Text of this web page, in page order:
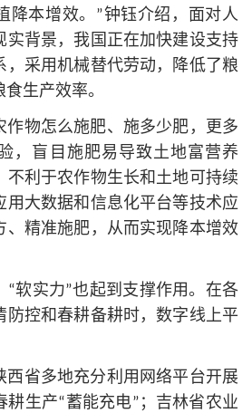
降本增效。”钟钰介绍，面对人
实背景，我国正在加快建设支持
，采用机械替代劳动，降低了粮
生产效率。
作物怎么施肥、施多少肥，更多
，盲目施肥易导致土地富营养
不利于农作物生长和土地可持续
用大数据和信息化平台等技术应
、精准施肥，从而实现降本增效
“软实力”也起到支撑作用。在各
防控和春耕备耕时，数字线上平
西省多地充分利用网络平台开展
耕生产“蓄能充电”；吉林省农业